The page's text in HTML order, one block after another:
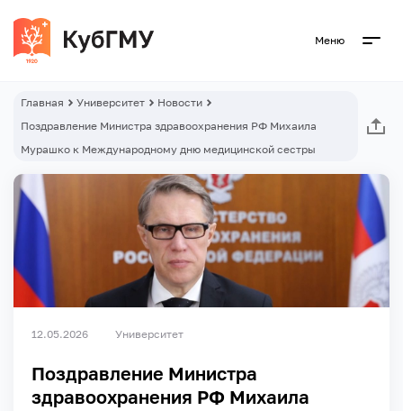
Меню
Главная Университет
Новости
Поздравление Министра здравоохранения РФ Михаила
Мурашко к Международному дню медицинской сестры
12.05.2026 Университет
Поздравление Министра
здравоохранения РФ Михаила